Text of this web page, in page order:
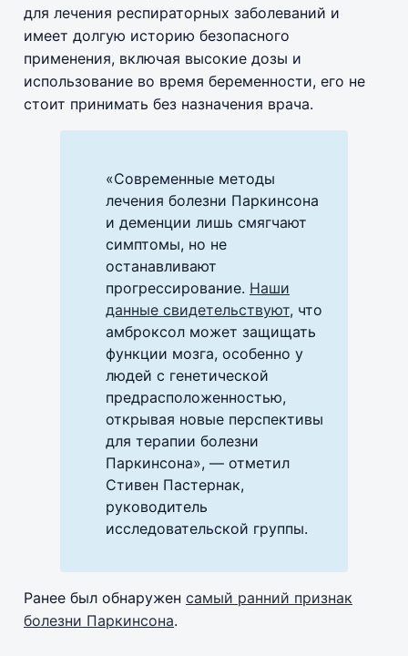
для лечения респираторных заболеваний и
имеет долгую историю безопасного
применения, включая высокие дозы и
использование во время беременности, его не
стоит принимать без назначения врача.
«Современные методы
лечения болезни Паркинсона
и деменции лишь смягчают
симптомы, но не
останавливают
прогрессирование. Наши
данные свидетельствуют, что
амброксол может защищать
функции мозга, особенно у
людей с генетической
предрасположенностью,
открывая новые перспективы
для терапии болезни
Паркинсона», — отметил
Стивен Пастернак,
руководитель
исследовательской группы.
Ранее был обнаружен самый ранний признак
болезни Паркинсона.